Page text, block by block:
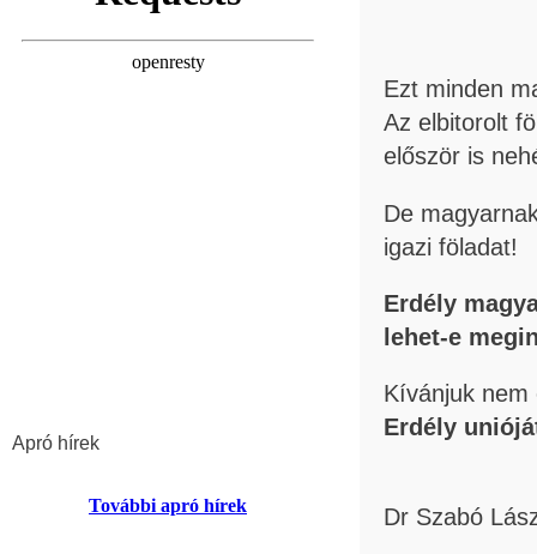
Apró hírek
Ezt minden
Az elbitorolt
először is
De
igazi föladat!
Erdély
lehet-e
Kívánjuk nem
Erdély
Dr Szabó